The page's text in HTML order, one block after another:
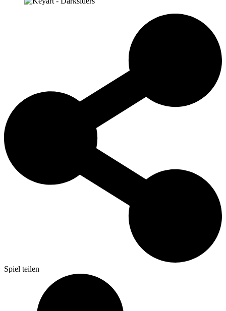
Spiel teilen